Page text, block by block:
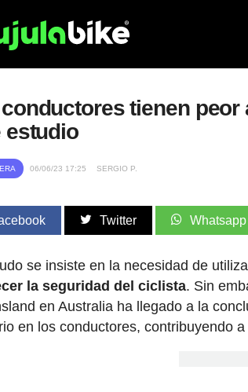
tienen
estudio
06/06/23 17:25 SERGIO P.
Twitter Whatsapp
se insiste en la necesidad de
la seguridad del ciclista. Sin
en Australia ha llegado a la
en los conductores, contribuyendo